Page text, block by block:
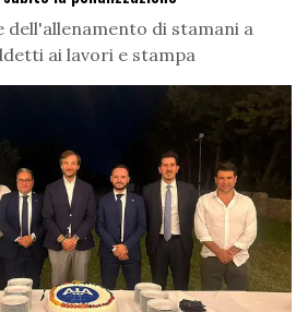
di stamani a
ai lavori e stampa